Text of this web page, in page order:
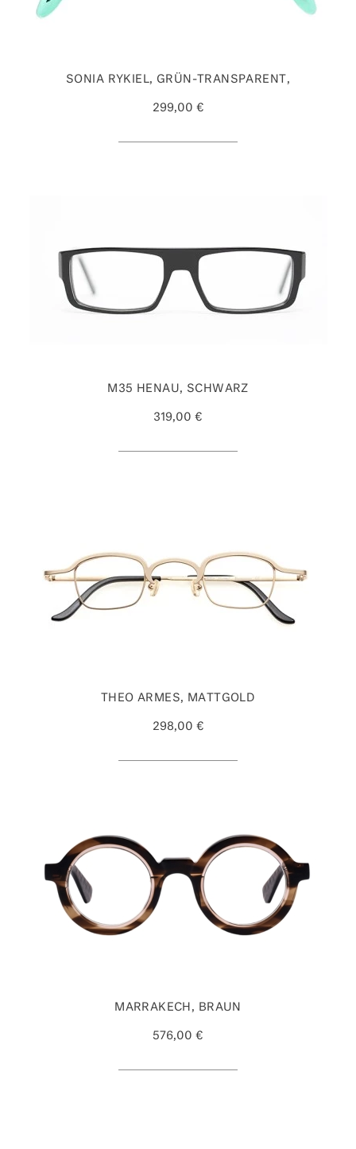
SONIA RYKIEL, GRÜN-TRANSPARENT,
299,00 €
M35 HENAU, SCHWARZ
319,00 €
THEO ARMES, MATTGOLD
298,00 €
MARRAKECH, BRAUN
576,00 €